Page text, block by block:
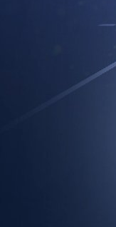
DOCUMENTS UTILES
CLIQUEZ ICI